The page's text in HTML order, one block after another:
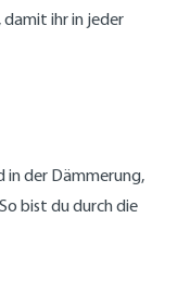
damit ihr in jeder
in der Dämmerung,
bist du durch die